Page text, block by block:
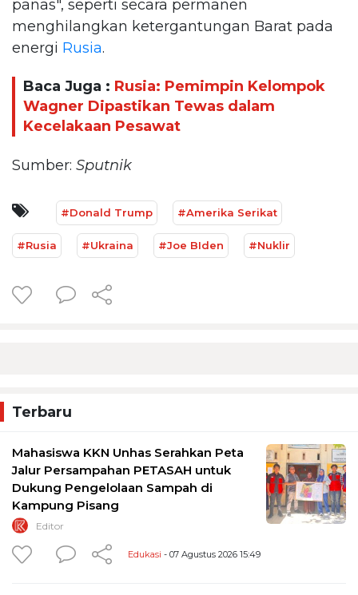
panas", seperti secara permanen
menghilangkan ketergantungan Barat pada
energi Rusia.
Baca Juga : Rusia: Pemimpin Kelompok
Wagner Dipastikan Tewas dalam
Kecelakaan Pesawat
Sumber: Sputnik
#Donald Trump #Amerika Serikat
#Rusia #Ukraina #Joe BIden #Nuklir
Terbaru
Mahasiswa KKN Unhas Serahkan Peta
Jalur Persampahan PETASAH untuk
Dukung Pengelolaan Sampah di
Kampung Pisang
Editor
Edukasi - 07 Agustus 2026 15:49